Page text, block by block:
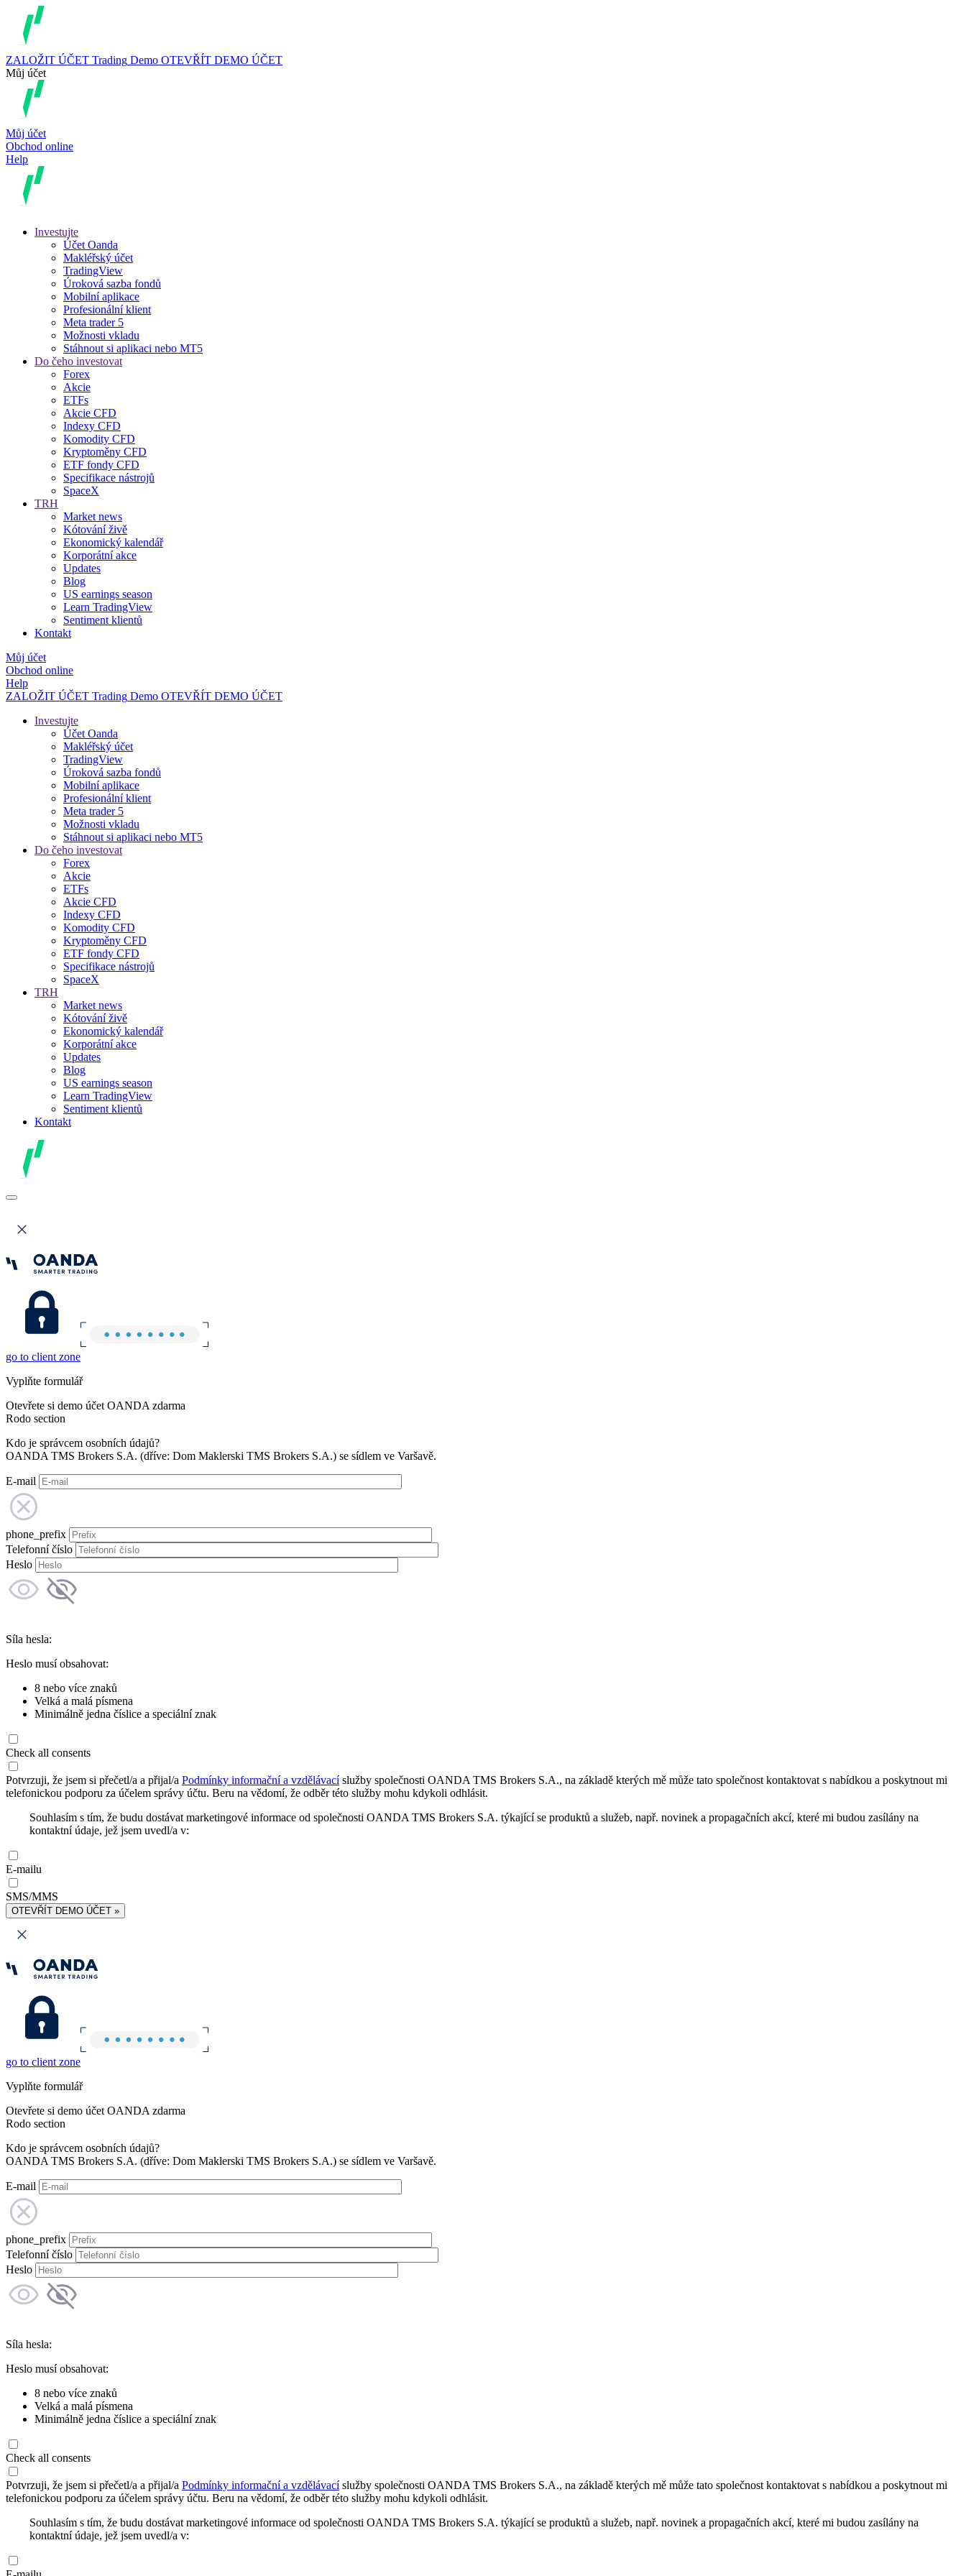
ZALOŽIT ÚČET Trading Demo OTEVŘÍT DEMO ÚČET
Můj účet
Můj účet
Obchod online
Help
Investujte
Účet Oanda
Makléřský účet
TradingView
Úroková sazba fondů
Mobilní aplikace
Profesionální klient
Meta trader 5
Možnosti vkladu
Stáhnout si aplikaci nebo MT5
Do čeho investovat
Forex
Akcie
ETFs
Akcie CFD
Indexy CFD
Komodity CFD
Kryptoměny CFD
ETF fondy CFD
Specifikace nástrojů
SpaceX
TRH
Market news
Kótování živě
Ekonomický kalendář
Korporátní akce
Updates
Blog
US earnings season
Learn TradingView
Sentiment klientů
Kontakt
Můj účet
Obchod online
Help
ZALOŽIT ÚČET Trading Demo OTEVŘÍT DEMO ÚČET
Investujte
Účet Oanda
Makléřský účet
TradingView
Úroková sazba fondů
Mobilní aplikace
Profesionální klient
Meta trader 5
Možnosti vkladu
Stáhnout si aplikaci nebo MT5
Do čeho investovat
Forex
Akcie
ETFs
Akcie CFD
Indexy CFD
Komodity CFD
Kryptoměny CFD
ETF fondy CFD
Specifikace nástrojů
SpaceX
TRH
Market news
Kótování živě
Ekonomický kalendář
Korporátní akce
Updates
Blog
US earnings season
Learn TradingView
Sentiment klientů
Kontakt
go to client zone
Vyplňte formulář
Otevřete si demo účet OANDA zdarma
Rodo section
Kdo je správcem osobních údajů?
OANDA TMS Brokers S.A. (dříve: Dom Maklerski TMS Brokers S.A.) se sídlem ve Varšavě.
E-mail
phone_prefix
Telefonní číslo
Heslo
Síla hesla:
Heslo musí obsahovat:
8 nebo více znaků
Velká a malá písmena
Minimálně jedna číslice a speciální znak
Check all consents
Potvrzuji, že jsem si přečetl/a a přijal/a Podmínky informační a vzdělávacíslužby společnosti OANDA TMS Brokers S.A., na základě kterých mě může tato společnost kontaktovat s nabídkou a poskytnout mi
telefonickou podporu za účelem správy účtu. Beru na vědomí, že odběr této služby mohu kdykoli odhlásit.
Souhlasím s tím, že budu dostávat marketingové informace od společnosti OANDA TMS Brokers S.A. týkající se produktů a služeb, např. novinek a propagačních akcí, které mi budou zasílány na
kontaktní údaje, jež jsem uvedl/a v:
E-mailu
SMS/MMS
OTEVŘÍT DEMO ÚČET »
go to client zone
Vyplňte formulář
Otevřete si demo účet OANDA zdarma
Rodo section
Kdo je správcem osobních údajů?
OANDA TMS Brokers S.A. (dříve: Dom Maklerski TMS Brokers S.A.) se sídlem ve Varšavě.
E-mail
phone_prefix
Telefonní číslo
Heslo
Síla hesla:
Heslo musí obsahovat:
8 nebo více znaků
Velká a malá písmena
Minimálně jedna číslice a speciální znak
Check all consents
Potvrzuji, že jsem si přečetl/a a přijal/a Podmínky informační a vzdělávacíslužby společnosti OANDA TMS Brokers S.A., na základě kterých mě může tato společnost kontaktovat s nabídkou a poskytnout mi
telefonickou podporu za účelem správy účtu. Beru na vědomí, že odběr této služby mohu kdykoli odhlásit.
Souhlasím s tím, že budu dostávat marketingové informace od společnosti OANDA TMS Brokers S.A. týkající se produktů a služeb, např. novinek a propagačních akcí, které mi budou zasílány na
kontaktní údaje, jež jsem uvedl/a v: